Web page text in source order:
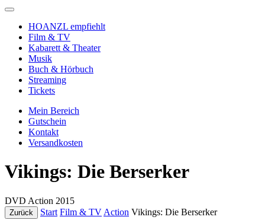
HOANZL empfiehlt
Film & TV
Kabarett & Theater
Musik
Buch & Hörbuch
Streaming
Tickets
Mein Bereich
Gutschein
Kontakt
Versandkosten
Vikings: Die Berserker
DVD Action 2015
Zurück Start Film & TV Action Vikings: Die Berserker